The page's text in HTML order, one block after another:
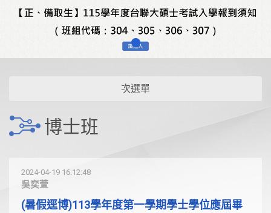
次選單
博士班
2024-04-19 16:12:48
吳奕萱
(暑假逕博)113學年度第一學期學士學位應屆畢